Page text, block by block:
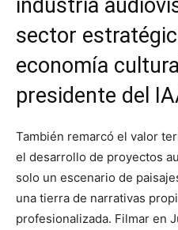
industria
sector
economía
presidente del
También remarcó el valor
el desarrollo de proyectos
solo un escenario de
una tierra de narrativas
profesionalizada. Filmar en